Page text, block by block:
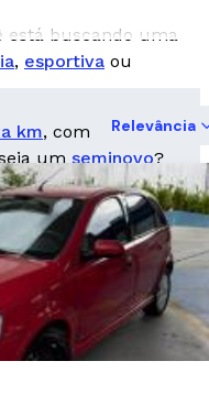
está buscando uma
, esportiva ou
km, com
umseminovo?
Relevância